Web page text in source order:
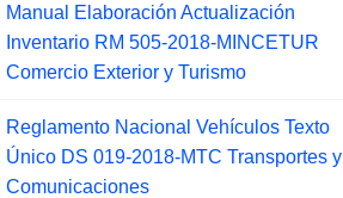
Manual Elaboración Actualización
Inventario RM 505-2018-MINCETUR
Comercio Exterior y Turismo
Reglamento Nacional Vehículos Texto
Único DS 019-2018-MTC Transportes y
Comunicaciones